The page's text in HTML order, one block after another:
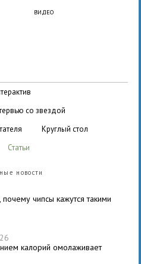
ВИДЕО
со звездой
круглый стол
статьи
новости
чипсы кажутся такими
калорий омолаживает